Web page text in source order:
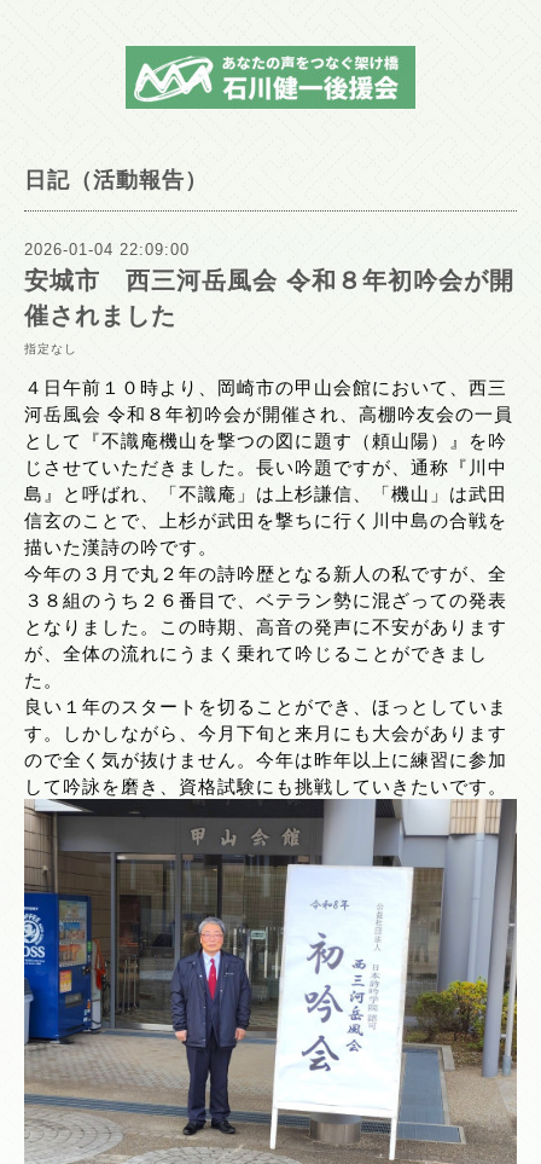
日記（活動報告）
2026-01-04 22:09:00
安城市 西三河岳風会 令和８年初吟会が開
催されました
指定なし
４日午前１０時より、岡崎市の甲山会館において、西三
河岳風会 令和８年初吟会が開催され、高棚吟友会の一員
として『不識庵機山を撃つの図に題す（頼山陽）』を吟
じさせていただきました。長い吟題ですが、通称『川中
島』と呼ばれ、「不識庵」は上杉謙信、「機山」は武田
信玄のことで、上杉が武田を撃ちに行く川中島の合戦を
描いた漢詩の吟です。
今年の３月で丸２年の詩吟歴となる新人の私ですが、全
３８組のうち２６番目で、ベテラン勢に混ざっての発表
となりました。この時期、高音の発声に不安があります
が、全体の流れにうまく乗れて吟じることができまし
た。
良い１年のスタートを切ることができ、ほっとしていま
す。しかしながら、今月下旬と来月にも大会があります
ので全く気が抜けません。今年は昨年以上に練習に参加
して吟詠を磨き、資格試験にも挑戦していきたいです。